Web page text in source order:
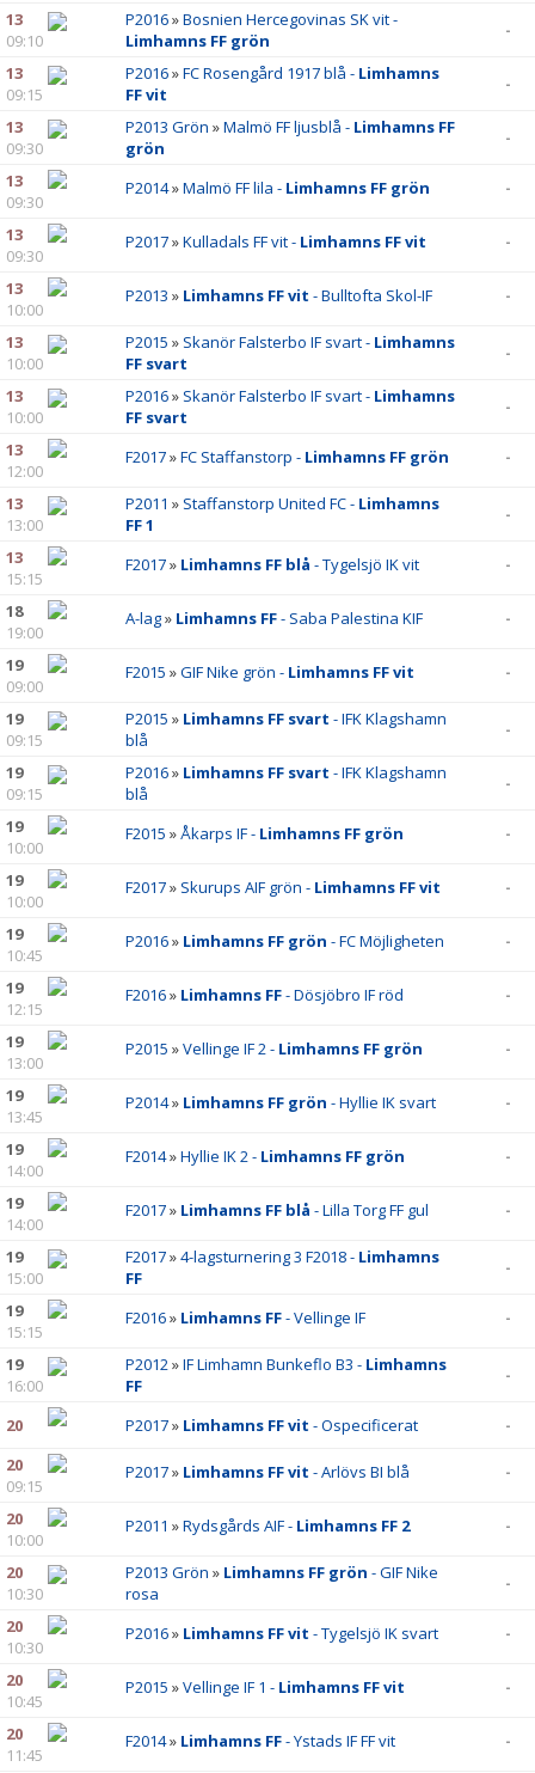
13
09:10
P2016»Bosnien Hercegovinas SK vit -
Limhamns FF grön
-
13
09:15
P2016»FC Rosengård 1917 blå - Limhamns
FF vit
-
13
09:30
P2013 Grön »Malmö FF ljusblå - Limhamns FF
grön
-
13
09:30
P2014»Malmö FF lila - Limhamns FF grön -
13
09:30
P2017»Kulladals FF vit - Limhamns FF vit -
13
10:00
P2013 » Limhamns FF vit - Bulltofta Skol-IF -
13
10:00
P2015 » Skanör Falsterbo IF svart - Limhamns
FF svart
-
13
10:00
P2016» Skanör Falsterbo IF svart - Limhamns
FF svart
-
13
12:00
F2017»FC Staffanstorp - Limhamns FF grön -
13
13:00
P2011 » Staffanstorp United FC - Limhamns
FF 1
-
13
15:15
F2017» Limhamns FF blå - Tygelsjö IK vit -
18
19:00
A-lag» Limhamns FF- Saba Palestina KIF -
19
09:00
F2015 »GIF Nike grön - Limhamns FF vit -
19
09:15
P2015 » Limhamns FF svart - IFK Klagshamn
blå
-
19
09:15
P2016» Limhamns FF svart - IFK Klagshamn
blå
-
19
10:00
F2015 »Åkarps IF - Limhamns FF grön -
19
10:00
F2017» Skurups AIF grön - Limhamns FF vit -
19
10:45
P2016» Limhamns FF grön - FC Möjligheten -
19
12:15
F2016» Limhamns FF- Dösjöbro IF röd -
19
13:00
P2015 »Vellinge IF 2 - Limhamns FF grön -
19
13:45
P2014» Limhamns FF grön - Hyllie IK svart -
19
14:00
F2014»Hyllie IK 2 - Limhamns FF grön -
19
14:00
F2017» Limhamns FF blå - Lilla Torg FF gul -
19
15:00
F2017»4-lagsturnering 3 F2018 - Limhamns
FF
-
19
15:15
F2016» Limhamns FF- Vellinge IF -
19
16:00
P2012»IF Limhamn Bunkeflo B3 - Limhamns
FF
-
20 P2017» Limhamns FF vit - Ospecificerat
-
20
09:15
P2017» Limhamns FF vit - Arlövs BI blå -
20
10:00
P2011 »Rydsgårds AIF - Limhamns FF 2 -
20
10:30
P2013 Grön » Limhamns FF grön - GIF Nike
rosa
-
20
10:30
P2016» Limhamns FF vit - Tygelsjö IK svart -
20
10:45
P2015 »Vellinge IF 1 - Limhamns FF vit -
20
11:45
F2014» Limhamns FF- Ystads IF FF vit -